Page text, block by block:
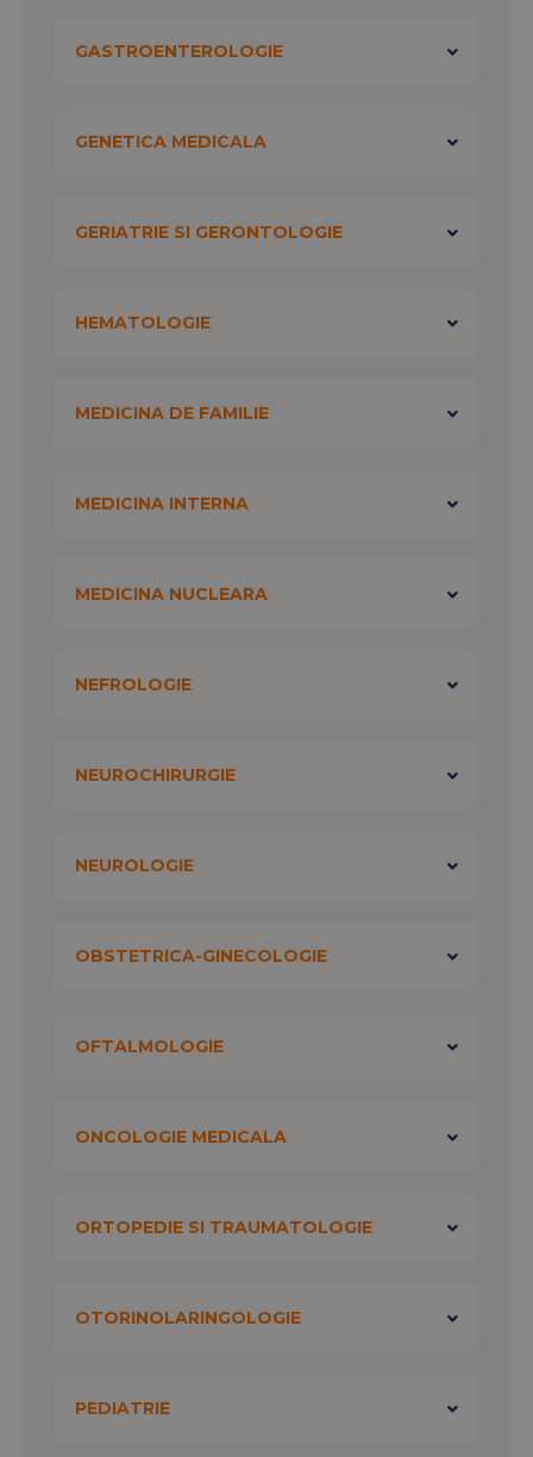
GASTROENTEROLOGIE
GENETICA MEDICALA
GERIATRIE SI GERONTOLOGIE
HEMATOLOGIE
MEDICINA DE FAMILIE
MEDICINA INTERNA
MEDICINA NUCLEARA
NEFROLOGIE
NEUROCHIRURGIE
NEUROLOGIE
OBSTETRICA-GINECOLOGIE
OFTALMOLOGIE
ONCOLOGIE MEDICALA
ORTOPEDIE SI TRAUMATOLOGIE
OTORINOLARINGOLOGIE
PEDIATRIE